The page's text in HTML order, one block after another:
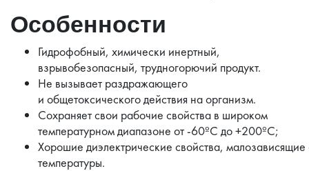
Особенности
Гидрофобный, химически инертный,
взрывобезопасный, трудногорючий продукт.
Не вызывает раздражающего
и общетоксического действия на организм.
Сохраняет свои рабочие свойства в широком
температурном диапазоне от -60ºC до +200ºC;
Хорошие диэлектрические свойства, малозависящие
температуры.